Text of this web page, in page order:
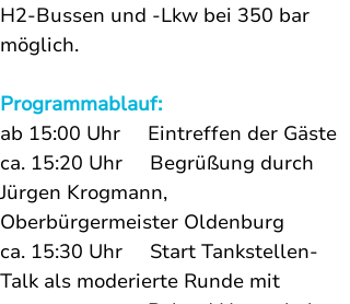
H2-Bussen und -Lkw bei 350 bar
möglich.
Programmablauf:
ab 15:00 Uhr     Eintreffen der Gäste
ca. 15:20 Uhr     Begrüßung durch
Jürgen Krogmann,
Oberbürgermeister Oldenburg
ca. 15:30 Uhr     Start Tankstellen-
Talk als moderierte Runde mit